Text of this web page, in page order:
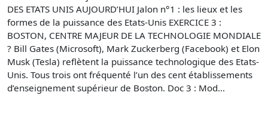
DES ETATS UNIS AUJOURD’HUI Jalon n°1 : les lieux et les
formes de la puissance des Etats-Unis EXERCICE 3 :
BOSTON, CENTRE MAJEUR DE LA TECHNOLOGIE MONDIALE
? Bill Gates (Microsoft), Mark Zuckerberg (Facebook) et Elon
Musk (Tesla) reflètent la puissance technologique des Etats-
Unis. Tous trois ont fréquenté l’un des cent établissements
d’enseignement supérieur de Boston. Doc 3 : Mod...